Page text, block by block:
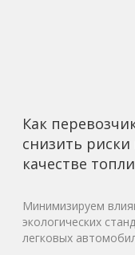
Как
снизить
качестве
Минимизируем
экологических
легковых